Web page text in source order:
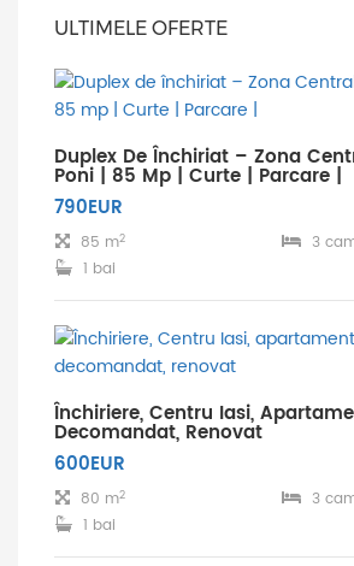
ULTIMELE OFERTE
Duplex De Închiriat – Zona
Poni | 85 Mp | Curte | Parcare |
790EUR
85 m2
3
1 bai
Închiriere, Centru Iasi,
Decomandat, Renovat
600EUR
80 m2
3
1 bai